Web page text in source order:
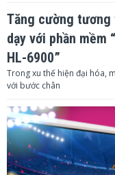
Tăng cường
dạy với phần mềm
HL-6900”
Trong xu thế hiện đại hóa,
với bước chân